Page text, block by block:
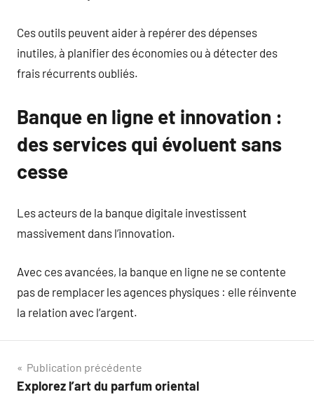
Ces outils peuvent aider à repérer des dépenses
inutiles, à planifier des économies ou à détecter des
frais récurrents oubliés.
Banque en ligne et innovation :
des services qui évoluent sans
cesse
Les acteurs de la banque digitale investissent
massivement dans l’innovation.
Avec ces avancées, la banque en ligne ne se contente
pas de remplacer les agences physiques : elle réinvente
la relation avec l’argent.
Navigation
de
Publication précédente
Explorez l’art du parfum oriental